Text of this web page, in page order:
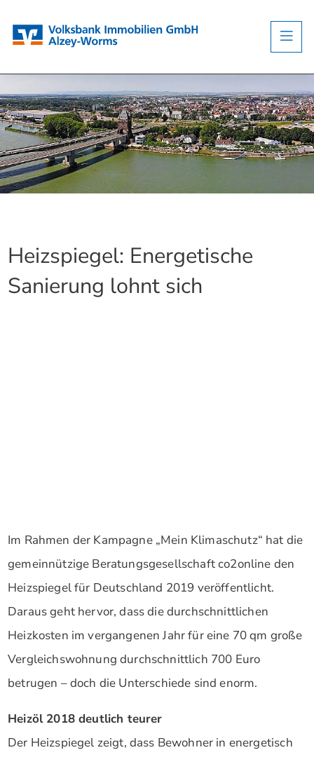
Heizspiegel: Energetische
Sanierung lohnt sich
Im Rahmen der Kampagne „Mein Klimaschutz“ hat die
gemeinnützige Beratungsgesellschaft co2online den
Heizspiegel für Deutschland 2019 veröffentlicht.
Daraus geht hervor, dass die durchschnittlichen
Heizkosten im vergangenen Jahr für eine 70 qm große
Vergleichswohnung durchschnittlich 700 Euro
betrugen – doch die Unterschiede sind enorm.
Heizöl 2018 deutlich teurer
Der Heizspiegel zeigt, dass Bewohner in energetisch